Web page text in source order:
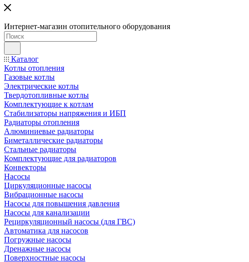
Интернет-магазин отопительного оборудования
Каталог
Котлы отопления
Газовые котлы
Электрические котлы
Твердотопливные котлы
Комплектующие к котлам
Стабилизаторы напряжения и ИБП
Радиаторы отопления
Алюминиевые радиаторы
Биметаллические радиаторы
Стальные радиаторы
Комплектующие для радиаторов
Конвекторы
Насосы
Циркуляционные насосы
Вибрационные насосы
Насосы для повышения давления
Насосы для канализации
Рециркуляционный насосы (для ГВС)
Автоматика для насосов
Погружные насосы
Дренажные насосы
Поверхностные насосы